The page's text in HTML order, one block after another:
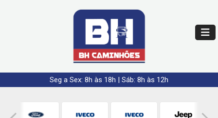
Seg a Sex: 8h às 18h | Sáb: 8h às 12h